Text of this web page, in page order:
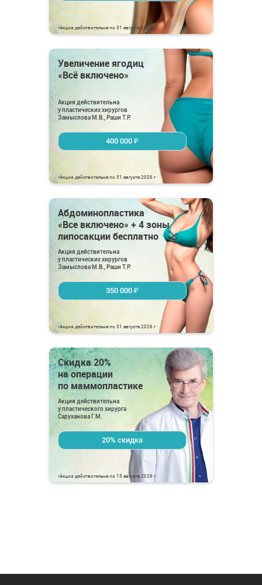
*Акция действительна по 31 августа 2026 г
Увеличение ягодиц
«Всё включено»
Акция действительна
у пластических хирургов
Замыслова М.В., Раши Т.Р.
400 000 ₽
*Акция действительна по 31 августа 2026 г
Абдоминопластика
«Все включено» + 4 зоны
липосакции бесплатно
Акция действительна
у пластических хирургов
Замыслова М.В., Раши Т.Р.
350 000 ₽
*Акция действительна по 31 августа 2026 г
Скидка 20%
на операции
по маммопластике
Акция действительна
у пластического хирурга
Саруханова Г.М.
20% скидка
*Акция действительна по 15 августа 2026 г